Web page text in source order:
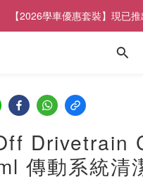
【2026學車優惠套裝】現已推
Drivetrain
傳動系統清